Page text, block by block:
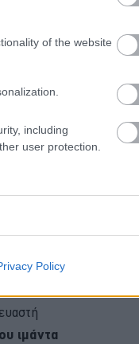
of the website
including
user protection.
Policy
ιμάντα